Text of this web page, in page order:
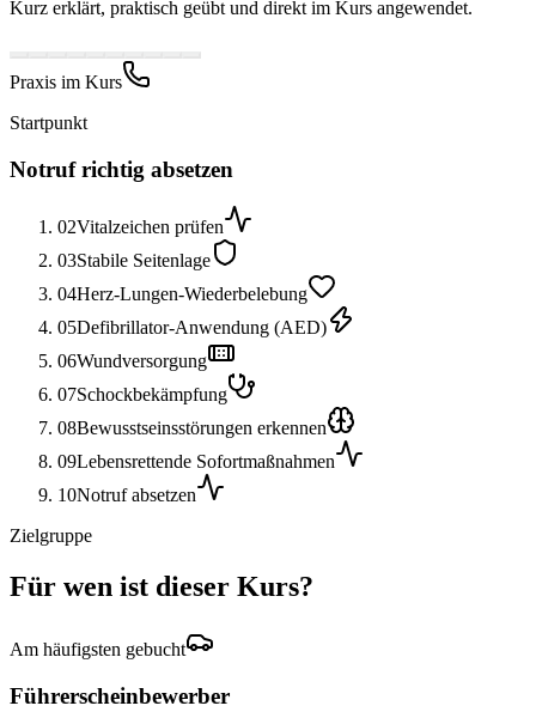
Kurz erklärt, praktisch geübt und direkt im Kurs angewendet.
Praxis im Kurs
Startpunkt
Notruf richtig absetzen
02Vitalzeichen prüfen
03Stabile Seitenlage
04Herz-Lungen-Wiederbelebung
05Defibrillator-Anwendung (AED)
06Wundversorgung
07Schockbekämpfung
08Bewusstseinsstörungen erkennen
09Lebensrettende Sofortmaßnahmen
10Notruf absetzen
Zielgruppe
Für wen ist dieser Kurs?
Am häufigsten gebucht
Führerscheinbewerber